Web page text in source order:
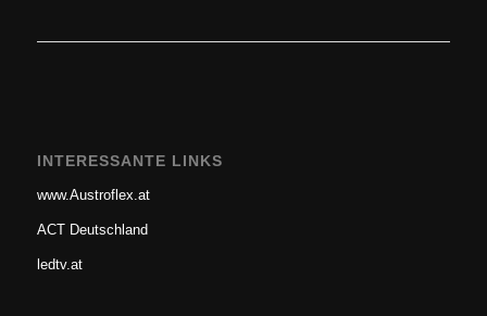
INTERESSANTE LINKS
www.Austroflex.at
ACT Deutschland
ledtv.at